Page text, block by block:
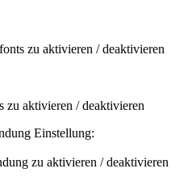
zu aktivieren / deaktivieren
zu aktivieren / deaktivieren
Einstellung:
zu aktivieren / deaktivieren